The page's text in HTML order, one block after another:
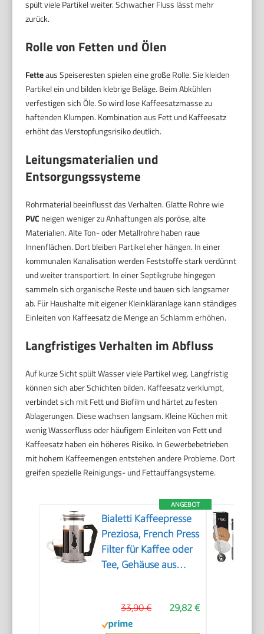
spült viele Partikel weiter. Schwacher Fluss lässt mehr
zurück.
Rolle von Fetten und Ölen
Fetteaus Speiseresten spielen eine große Rolle. Sie kleiden
Partikel ein und bilden klebrige Beläge. Beim Abkühlen
verfestigen sich Öle. So wird lose Kaffeesatzmasse zu
haftenden Klumpen. Kombination aus Fett und Kaffeesatz
erhöht das Verstopfungsrisiko deutlich.
Leitungsmaterialien und
Entsorgungssysteme
Rohrmaterial beeinflusst das Verhalten. Glatte Rohre wie
PVC neigen weniger zu Anhaftungen als poröse, alte
Materialien. Alte Ton- oder Metallrohre haben raue
Innenflächen. Dort bleiben Partikel eher hängen. In einer
kommunalen Kanalisation werden Feststoffe stark verdünnt
und weiter transportiert. In einer Septikgrube hingegen
sammeln sich organische Reste und bauen sich langsamer
ab. Für Haushalte mit eigener Kleinkläranlage kann ständiges
Einleiten von Kaffeesatz die Menge an Schlamm erhöhen.
Langfristiges Verhalten im Abfluss
Auf kurze Sicht spült Wasser viele Partikel weg. Langfristig
können sich aber Schichten bilden. Kaffeesatz verklumpt,
verbindet sich mit Fett und Biofilm und härtet zu festen
Ablagerungen. Diese wachsen langsam. Kleine Küchen mit
wenig Wasserfluss oder häufigem Einleiten von Fett und
Kaffeesatz haben ein höheres Risiko. In Gewerbebetrieben
mit hohem Kaffeemengen entstehen andere Probleme. Dort
greifen spezielle Reinigungs- und Fettauffangsysteme.
ANGEBOT
Bialetti Kaffeepresse
Preziosa, French Press
Filter für Kaffee oder
Tee, Gehäuse aus
Borosilikatglas,
spülmaschinenfest, 1
29,82 €
33,90 €